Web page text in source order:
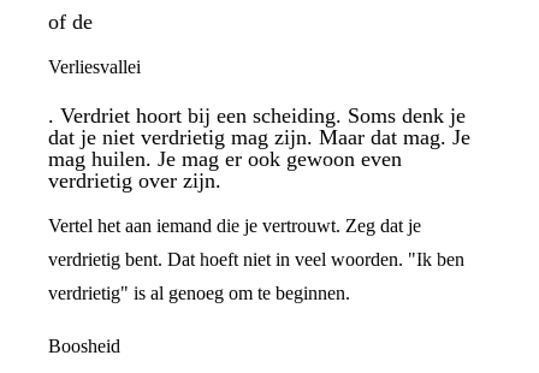
of de
Verliesvallei
. Verdriet hoort bij een scheiding. Soms denk je
dat je niet verdrietig mag zijn. Maar dat mag. Je
mag huilen. Je mag er ook gewoon even
verdrietig over zijn.
Vertel het aan iemand die je vertrouwt. Zeg dat je
verdrietig bent. Dat hoeft niet in veel woorden. "Ik ben
verdrietig" is al genoeg om te beginnen.
Boosheid